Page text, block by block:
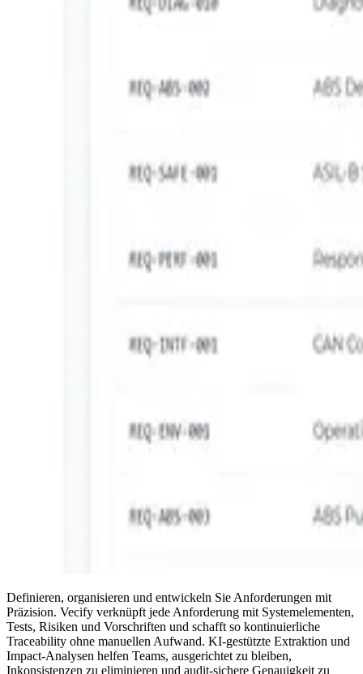
Definieren, organisieren und entwickeln Sie Anforderungen mit
Präzision. Vecify verknüpft jede Anforderung mit Systemelementen,
Tests, Risiken und Vorschriften und schafft so kontinuierliche
Traceability ohne manuellen Aufwand. KI-gestützte Extraktion und
Impact-Analysen helfen Teams, ausgerichtet zu bleiben,
Inkonsistenzen zu eliminieren und audit-sichere Genauigkeit zu